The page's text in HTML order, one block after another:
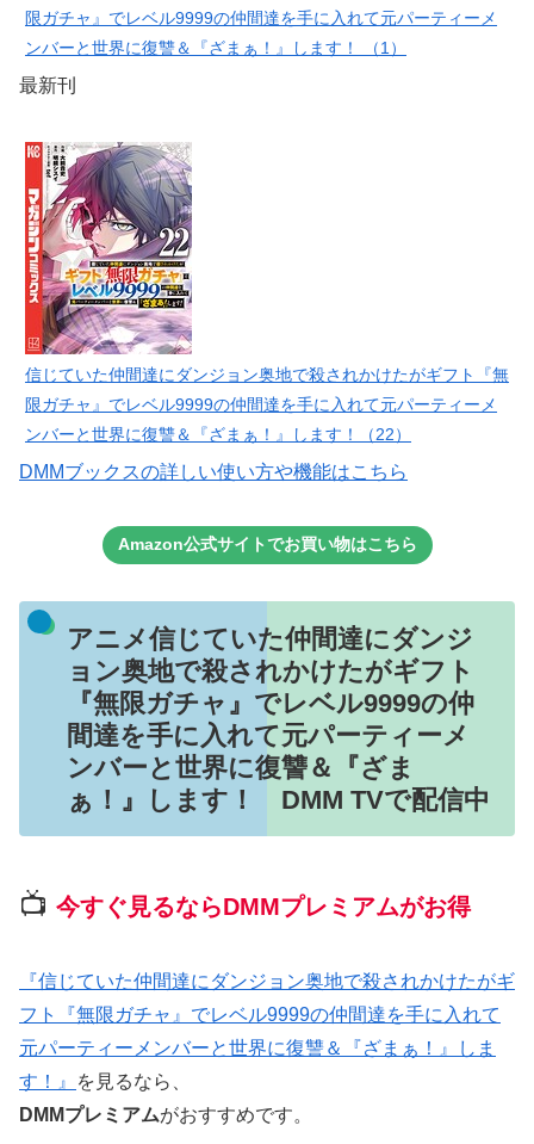
限ガチャ』でレベル9999の仲間達を手に入れて元パーティーメ
ンバーと世界に復讐＆『ざまぁ！』します！ （1）
最新刊
信じていた仲間達にダンジョン奥地で殺されかけたがギフト『無
限ガチャ』でレベル9999の仲間達を手に入れて元パーティーメ
ンバーと世界に復讐＆『ざまぁ！』します！（22）
DMMブックスの詳しい使い方や機能はこちら
Amazon公式サイトでお買い物はこちら
アニメ信じていた仲間達にダンジ
ョン奥地で殺されかけたがギフト
『無限ガチャ』でレベル9999の仲
間達を手に入れて元パーティーメ
ンバーと世界に復讐＆『ざま
ぁ！』します！ DMM TVで配信中
📺 今すぐ見るならDMMプレミアムがお得
『信じていた仲間達にダンジョン奥地で殺されかけたがギ
フト『無限ガチャ』でレベル9999の仲間達を手に入れて
元パーティーメンバーと世界に復讐＆『ざまぁ！』しま
す！』
を見るなら、
DMMプレミアムがおすすめです。